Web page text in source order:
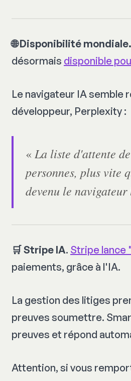
🌐 Disponibilité mondiale.
désormais disponible
Le navigateur IA semble
développeur, Perplexity :
« La liste d'attente
personnes, plus vite
devenu le
🛒 Stripe IA. Stripe lance
paiements, grâce à l'IA.
La gestion des litiges
preuves soumettre.
preuves et répond
Attention, si vous